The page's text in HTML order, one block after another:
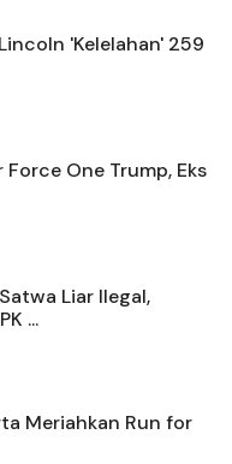
'Kelelahan' 259
One Trump, Eks
Liar Ilegal,
...
Meriahkan Run for